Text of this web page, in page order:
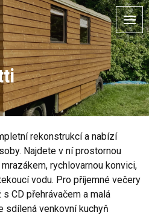
rekonstrukcí a nabízí
Najdete v ní prostornou
rychlovarnou konvici,
vodu. Pro příjemné večery
CD přehrávačem a malá
sdílená venkovní kuchyň